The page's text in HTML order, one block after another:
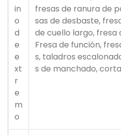
in
o
d
e
e
xt
r
e
m
o
fresas de ranura de
sas de desbaste,
de cuello largo, fresa
Fresa de función,
s, taladros
s de manchado,